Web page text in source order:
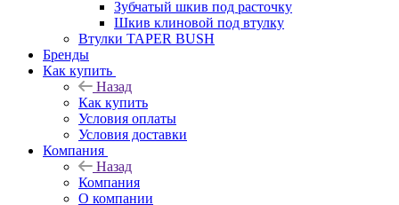
Зубчатый шкив под расточку
Шкив клиновой под втулку
Втулки TAPER BUSH
Бренды
Как купить
Назад
Как купить
Условия оплаты
Условия доставки
Компания
Назад
Компания
О компании